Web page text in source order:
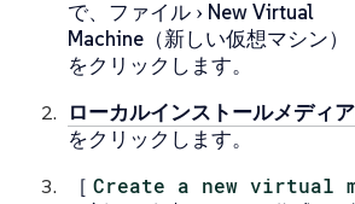
で、 ファイル
New Virtual
Machine （新しい仮想マシン）
をクリックします。
ローカルインストールメディ
をクリックします。
［ Create a new virtual